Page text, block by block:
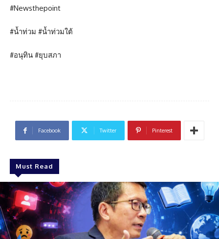
#Newsthepoint
#น้ำท่วม #น้ำท่วมใต้
#อนุทิน #ยุบสภา
Facebook Twitter Pinterest
Must Read